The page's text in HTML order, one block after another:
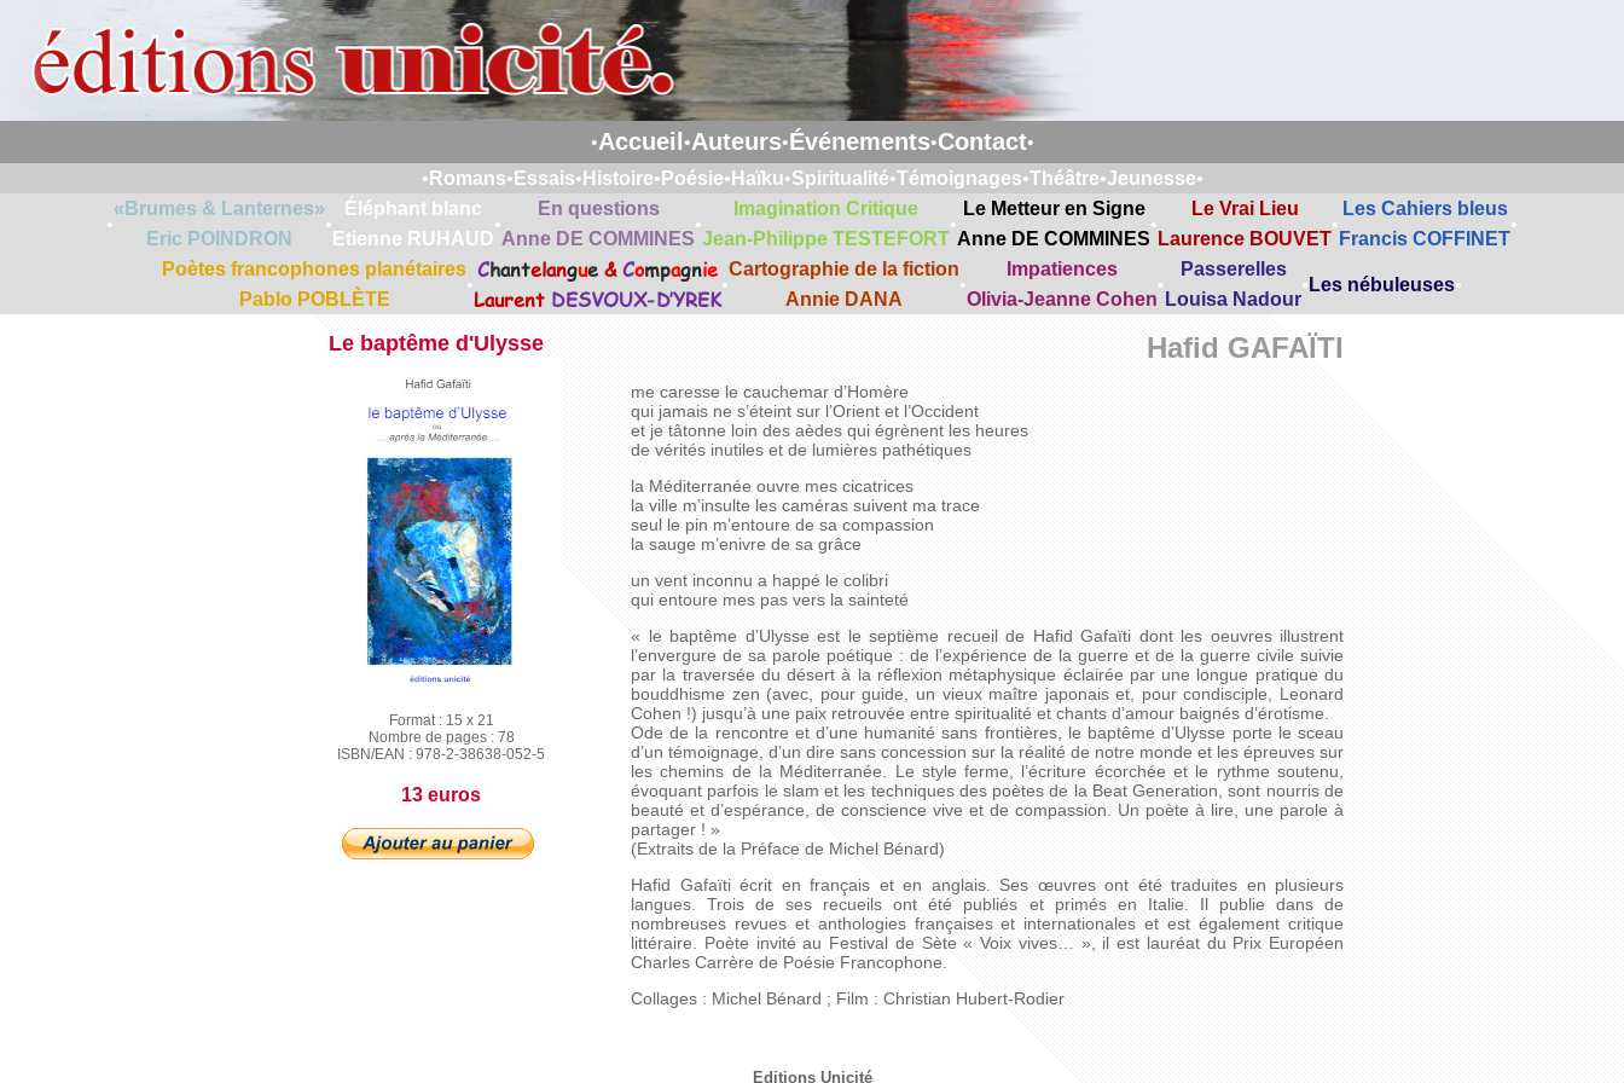
•Accueil •Auteurs•Événements•Contact•
• Romans• Essais• Histoire• Poésie• Haïku•Spiritualité•Témoignages•Théâtre•Jeunesse•
•
«Brumes & Lanternes»
Eric POINDRON
•
Éléphant blanc
Etienne RUHAUD
•
En questions
Anne DE COMMINES
•
Imagination Critique
Jean-Philippe TESTEFORT
•
Le Metteur en Signe
Anne DE COMMINES
•
Le Vrai Lieu
Laurence BOUVET
•
Les Cahiers bleus
Francis COFFINET
•
Poètes francophones planétaires
Pablo POBLÈTE
•
Chantelangue & Compagnie
Laurent DESVOUX-D’YREK
•
Cartographie de la fiction
Annie DANA
•
Impatiences
Olivia-Jeanne Cohen
•
Passerelles
Louisa Nadour
• Les nébuleuses•
Le baptême d'Ulysse
Format : 15 x 21
Nombre de pages : 78
ISBN/EAN : 978-2-38638-052-5
13 euros
Hafid GAFAÏTI
me caresse le cauchemar d’Homère
qui jamais ne s’éteint sur l’Orient et l’Occident
et je tâtonne loin des aèdes qui égrènent les heures
de vérités inutiles et de lumières pathétiques
la Méditerranée ouvre mes cicatrices
la ville m’insulte les caméras suivent ma trace
seul le pin m’entoure de sa compassion
la sauge m’enivre de sa grâce
un vent inconnu a happé le colibri
qui entoure mes pas vers la sainteté
« le baptême d’Ulysse est le septième recueil de Hafid Gafaïti dont les oeuvres illustrent
l’envergure de sa parole poétique : de l’expérience de la guerre et de la guerre civile suivie
par la traversée du désert à la réflexion métaphysique éclairée par une longue pratique du
bouddhisme zen (avec, pour guide, un vieux maître japonais et, pour condisciple, Leonard
Cohen !) jusqu’à une paix retrouvée entre spiritualité et chants d’amour baignés d’érotisme.
Ode de la rencontre et d’une humanité sans frontières, le baptême d’Ulysse porte le sceau
d’un témoignage, d’un dire sans concession sur la réalité de notre monde et les épreuves sur
les chemins de la Méditerranée. Le style ferme, l’écriture écorchée et le rythme soutenu,
évoquant parfois le slam et les techniques des poètes de la Beat Generation, sont nourris de
beauté et d’espérance, de conscience vive et de compassion. Un poète à lire, une parole à
partager ! »
(Extraits de la Préface de Michel Bénard)
Hafid Gafaïti écrit en français et en anglais. Ses œuvres ont été traduites en plusieurs
langues. Trois de ses recueils ont été publiés et primés en Italie. Il publie dans de
nombreuses revues et anthologies françaises et internationales et est également critique
littéraire. Poète invité au Festival de Sète « Voix vives… », il est lauréat du Prix Européen
Charles Carrère de Poésie Francophone.
Collages : Michel Bénard ; Film : Christian Hubert-Rodier
Editions Unicité